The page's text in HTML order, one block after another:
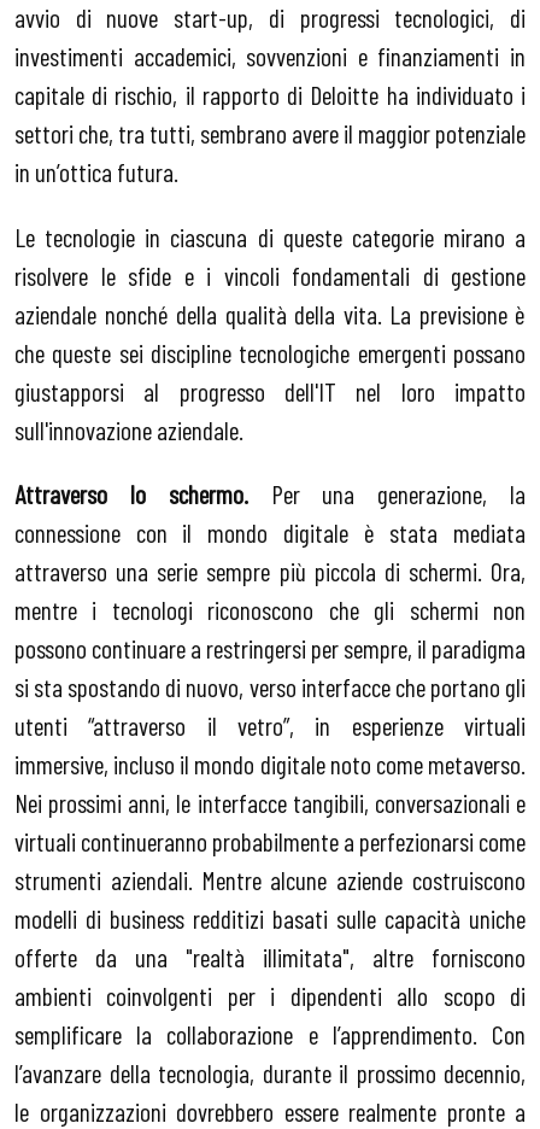
avvio di nuove start-up, di progressi tecnologici, di
investimenti accademici, sovvenzioni e finanziamenti in
capitale di rischio, il rapporto di Deloitte ha individuato i
settori che, tra tutti, sembrano avere il maggior potenziale
in un’ottica futura.
Le tecnologie in ciascuna di queste categorie mirano a
risolvere le sfide e i vincoli fondamentali di gestione
aziendale nonché della qualità della vita. La previsione è
che queste sei discipline tecnologiche emergenti possano
giustapporsi al progresso dell'IT nel loro impatto
sull'innovazione aziendale.
Attraverso lo schermo. Per una generazione, la
connessione con il mondo digitale è stata mediata
attraverso una serie sempre più piccola di schermi. Ora,
mentre i tecnologi riconoscono che gli schermi non
possono continuare a restringersi per sempre, il paradigma
si sta spostando di nuovo, verso interfacce che portano gli
utenti “attraverso il vetro”, in esperienze virtuali
immersive, incluso il mondo digitale noto come metaverso.
Nei prossimi anni, le interfacce tangibili, conversazionali e
virtuali continueranno probabilmente a perfezionarsi come
strumenti aziendali. Mentre alcune aziende costruiscono
modelli di business redditizi basati sulle capacità uniche
offerte da una "realtà illimitata", altre forniscono
ambienti coinvolgenti per i dipendenti allo scopo di
semplificare la collaborazione e l’apprendimento. Con
l’avanzare della tecnologia, durante il prossimo decennio,
le organizzazioni dovrebbero essere realmente pronte a